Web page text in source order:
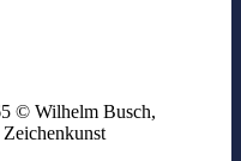
© Wilhelm Busch,